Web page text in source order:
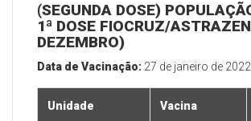
(SEGUNDA DOSE)
1ª DOSE FIOCRUZ/
DEZEMBRO)
Data de Vacinação: 27 de janeiro de 2022
Unidade Vacina